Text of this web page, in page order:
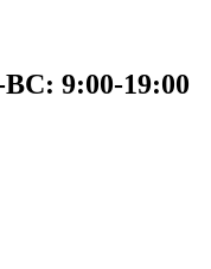
9:00-19:00